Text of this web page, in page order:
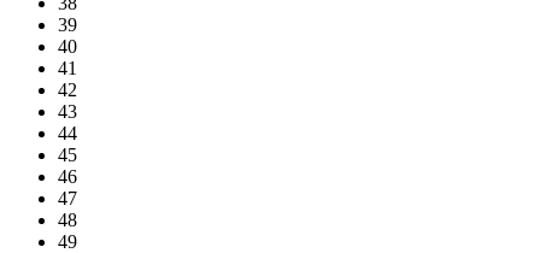
39
40
41
42
43
44
45
46
47
48
49